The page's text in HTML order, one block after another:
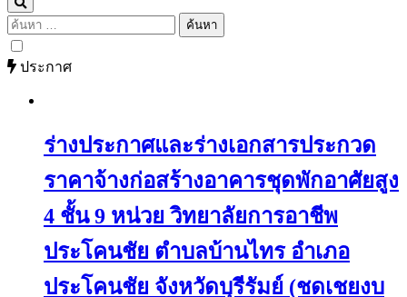
ค้นหา
สำหรับ:
ประกาศ
ร่างประกาศและร่างเอกสารประกวด
ราคาจ้างก่อสร้างอาคารชุดพักอาศัยสูง
4 ชั้น 9 หน่วย วิทยาลัยการอาชีพ
ประโคนชัย ตำบลบ้านไทร อำเภอ
ประโคนชัย จังหวัดบุรีรัมย์ (ชดเชยงบ